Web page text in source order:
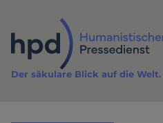
Inhalt
Der säkulare Blick auf die Welt.